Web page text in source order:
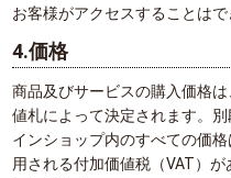
お客様がアクセスすることはで
4.価格
商品及びサービスの購入価格
値札によって決定されます。
インショップ内のすべての価
用される付加価値税（VAT）